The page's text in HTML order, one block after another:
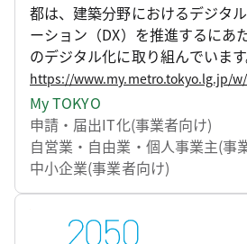
都は、建築分野におけるデジタ
ーション（DX）を推進するにあ
のデジタル化に取り組んでいま
組の一環として、都が所管する
基づく定期報告について、「東京
報告電子システム（以下、「電子
う。）」による受付を開始しま
My TOKYO
申請・届出IT化(事業者向け)
自営業・自由業・個人事業主(事
中小企業(事業者向け)